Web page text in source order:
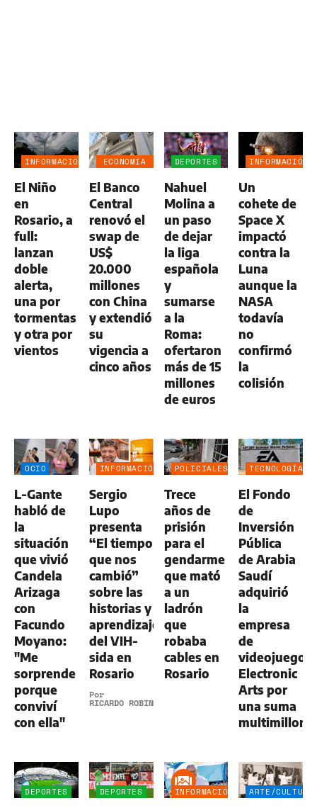
INFORMACIÓN
El Niño
en
Rosario, a
full:
lanzan
doble
alerta,
una por
tormentas
y otra por
vientos
ECONOMÍA
AGRO
El Banco
Central
renovó el
swap de
US$
20.000
millones
con China
y extendió
su
vigencia a
cinco años
DEPORTES
Nahuel
Molina a
un paso
de dejar
la liga
española
y
sumarse
a la
Roma:
ofertaron
más de 15
millones
de euros
INFORMACIÓN
Un
cohete de
Space X
impactó
contra la
Luna
aunque la
NASA
todavía
no
confirmó
la
colisión
OCIO
L-Gante
habló de
la
situación
que vivió
Candela
Arizaga
con
Facundo
Moyano:
"Me
sorprende
porque
conviví
con ella"
INFORMACIÓN
Sergio
Lupo
presenta
“El tiempo
que nos
cambió”
sobre las
historias y
aprendizajes
del VIH-
sida en
Rosario
Por
RICARDO ROBINS
POLICIALES
Trece
años de
prisión
para el
gendarme
que mató
a un
ladrón
que
robaba
cables en
Rosario
TECNOLOGÍA
El Fondo
de
Inversión
Pública
de Arabia
Saudí
adquirió
la
empresa
de
videojuegos
Electronic
Arts por
una suma
DEPORTES DEPORTES
INFORMACIÓN
ARTE/CULTURA